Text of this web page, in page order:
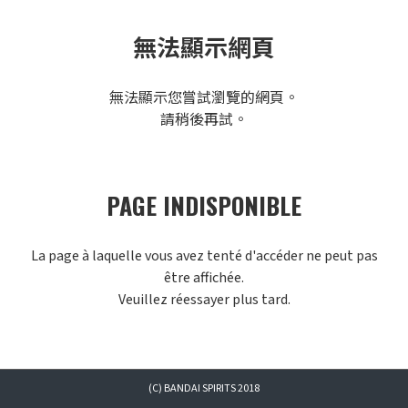
無法顯示網頁
無法顯示您嘗試瀏覽的網頁。
請稍後再試。
PAGE INDISPONIBLE
La page à laquelle vous avez tenté d'accéder ne peut pas
être affichée.
Veuillez réessayer plus tard.
(C) BANDAI SPIRITS 2018